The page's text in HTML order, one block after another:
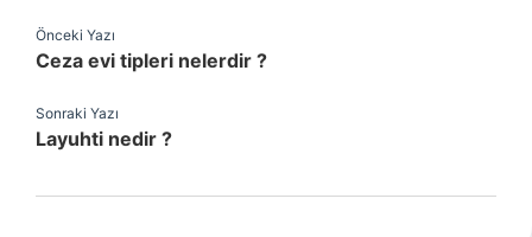
Önceki Yazı
Ceza evi tipleri nelerdir ?
Sonraki Yazı
Layuhti nedir ?